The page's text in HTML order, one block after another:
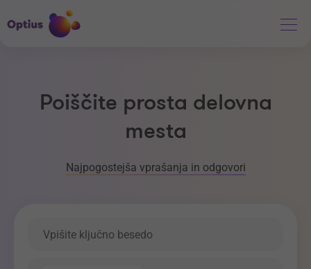
Poiščite prosta delovna
mesta
Najpogostejša vprašanja in odgovori